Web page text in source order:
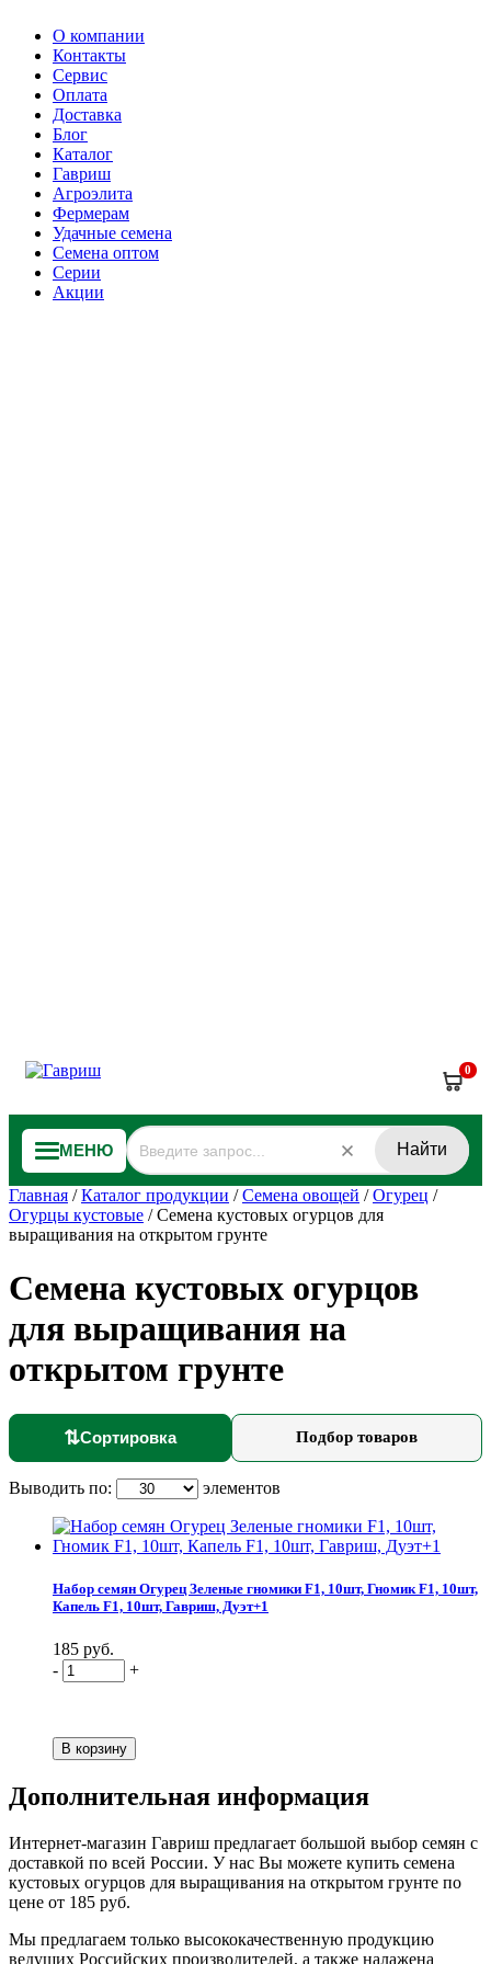
О компании
Контакты
Сервис
Оплата
Доставка
Блог
Каталог
Гавриш
Агроэлита
Фермерам
Удачные семена
Семена оптом
Серии
Акции
0
МЕНЮ Найти
Главная /Каталог продукции /Семена овощей /Огурец /
Огурцы кустовые /Семена кустовых огурцов для
выращивания на открытом грунте
Семена кустовых огурцов
для выращивания на
открытом грунте
⇅Сортировка Подбор товаров
Выводить по: элементов
Набор семян Огурец Зеленые гномики F1, 10шт, Гномик F1, 10шт,
Капель F1, 10шт, Гавриш, Дуэт+1
185 руб.
-
+
Дополнительная информация
Интернет-магазин Гавриш предлагает большой выбор семян с
доставкой по всей России. У нас Вы можете купить семена
кустовых огурцов для выращивания на открытом грунте по
цене от 185 руб.
Мы предлагаем только высококачественную продукцию
ведущих Российских производителей, а также налажена